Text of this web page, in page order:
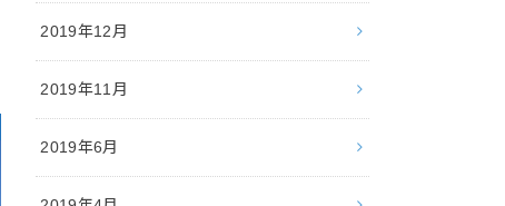
2019年12月
2019年11月
2019年6月